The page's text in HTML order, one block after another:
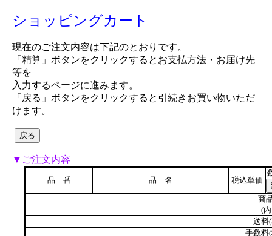
ショッピングカート
現在のご注文内容は下記のとおりです。
「精算」ボタンをクリックするとお支払方法・お届け先
等を
入力するページに進みます。
「戻る」ボタンをクリックすると引続きお買い物いただ
けます。
▼ご注文内容
品 番 品 名 税込単価
商
(
送料
手数料